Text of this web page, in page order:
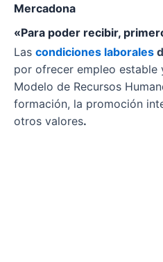
Mercadona
«Para poder recibir,
Las condiciones laborales
por ofrecer empleo estable
Modelo de Recursos
formación, la promoción
otros valores.